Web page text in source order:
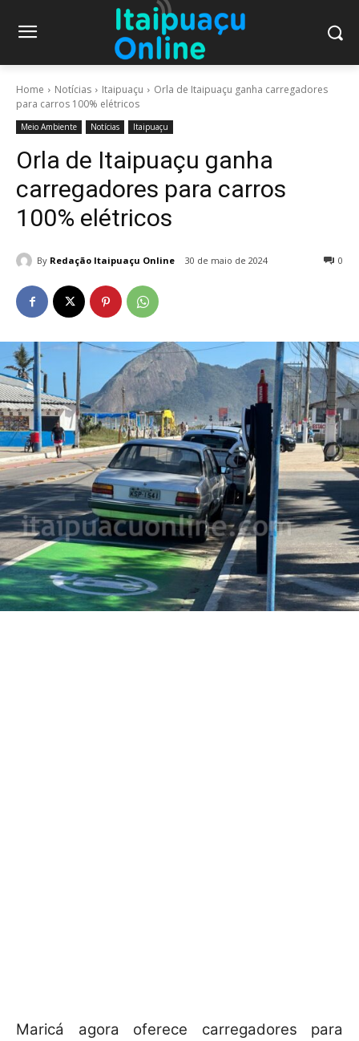
Home Notícias Itaipuaçu
Orla de Itaipuaçu ganha carregadores
para carros 100% elétricos
Meio Ambiente Notícias Itaipuaçu
Orla de Itaipuaçu ganha
carregadores para carros
100% elétricos
By Redação Itaipuaçu Online 30 de maio de 2024 0
Maricá agora oferece carregadores para